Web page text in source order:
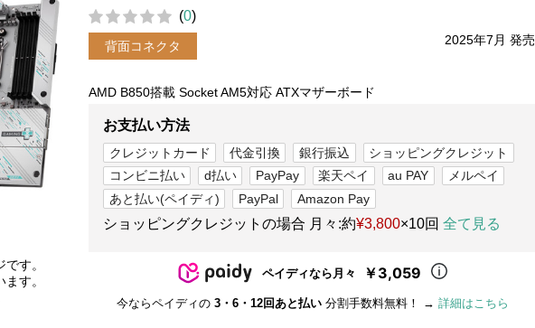
す。
す。
(0)
背面コネクタ 2025年7月 発売
AMD B850搭載 Socket AM5対応 ATXマザーボード
お支払い方法
クレジットカード 代金引換 銀行振込
ショッピングクレジット
コンビニ払い
d払い PayPay 楽天ペイ au PAY
メルペイ
あと払い(ペイディ)
PayPal Amazon Pay
ショッピングクレジットの場合 月々:約¥3,800×10回 全て見る
ペイディなら月々 ￥3,059
今ならペイディの 3・6・12回あと払い 分割手数料無料！ → 詳細はこちら